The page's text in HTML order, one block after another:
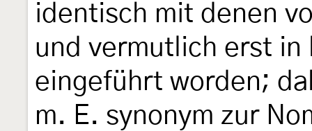
identisch mit denen
und vermutlich erst
eingeführt worden;
m. E. synonym zur